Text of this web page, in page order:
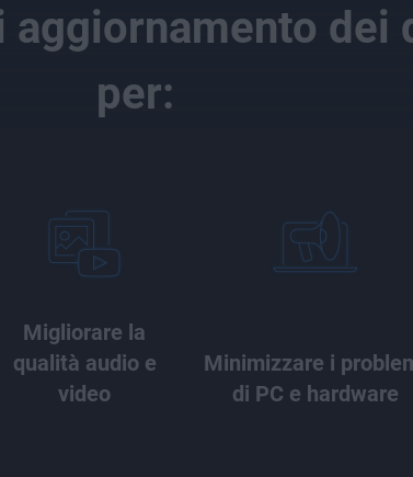
aggiornamento dei
per:
Migliorare la
qualità audio e
video
Minimizzare i
di PC e hardware